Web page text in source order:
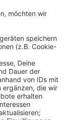
der L439 -
-
wurden
beschädigt.
die
- für